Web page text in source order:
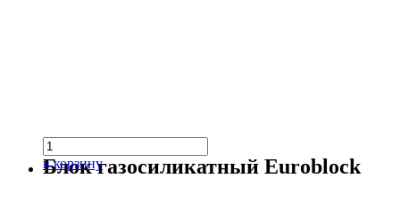
в корзину
Блок газосиликатный Euroblock